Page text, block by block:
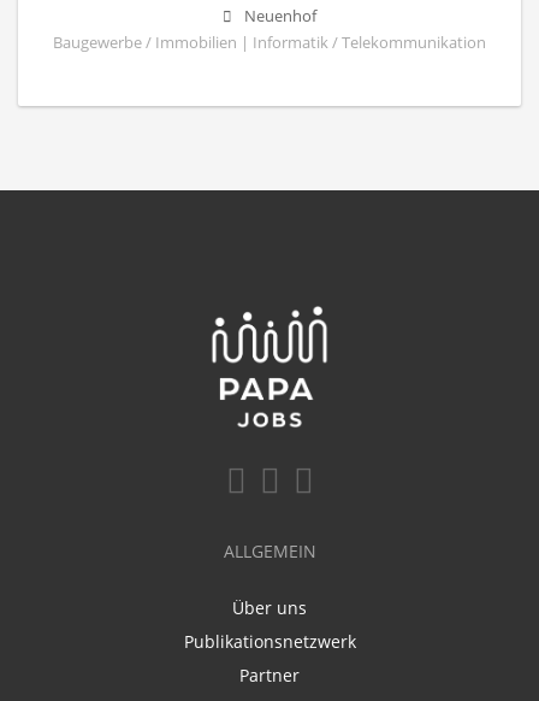
Neuenhof
Baugewerbe / Immobilien | Informatik / Telekommunikation
ALLGEMEIN
Über uns
Publikationsnetzwerk
Partner